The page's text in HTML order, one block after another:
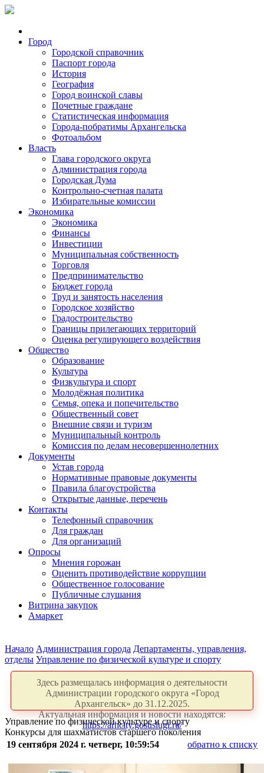
Город
Городской справочник
Паспорт города
История
География
Город воинской славы
Почетные граждане
Статистическая информация
Города-побратимы Архангельска
Фотоальбом
Власть
Глава городского округа
Администрация города
Городская Дума
Контрольно-счетная палата
Избирательные комиссии
Экономика
Экономика
Финансы
Инвестиции
Муниципальная собственность
Торговля
Предпринимательство
Бюджет города
Труд и занятость населения
Городское хозяйство
Градостроительство
Границы прилегающих территорий
Оценка регулирующего воздействия
Общество
Образование
Культура
Физкультура и спорт
Молодёжная политика
Семья, опека и попечительство
Общественный совет
Внешние связи и туризм
Муниципальный контроль
Комиссия по делам несовершеннолетних
Документы
Устав города
Нормативные правовые документы
Правила благоустройства
Открытые данные, перечень
Контакты
Телефонный справочник
Для граждан
Для организаций
Опросы
Мнения горожан
Оценить противодействие коррупции
Общественное голосование
Публичные слушания
Витрина закупок
Амаркет
Начало Администрация города Департаменты, управления,
отделы Управление по физической культуре и спорту
Здесь размещалась информация о деятельности
Администрации городского округа «Город
Архангельск» до 31.12.2025.
Актуальная информация и новости находятся:
https://arhcity.gosuslugi.ru/
Управление по физической культуре и спорту
Конкурсы для шахматистов старшего поколения
19 сентября 2024 г. четверг, 10:59:54
обратно к списку